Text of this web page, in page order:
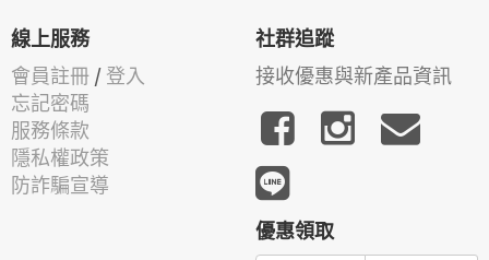
線上服務
會員註冊 / 登入
忘記密碼
服務條款
隱私權政策
防詐騙宣導
社群追蹤
接收優惠與新產品資訊
優惠領取